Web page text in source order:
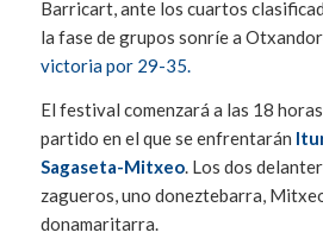
Barricart, ante los cuartos
la fase de grupos sonríe a
victoria por 29-35.
El festival comenzará a las 18
partido en el que se enfrentarán
Sagaseta-Mitxeo. Los dos
zagueros, uno doneztebarra,
donamaritarra.